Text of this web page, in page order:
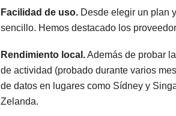
Facilidad de uso. Desde elegir un plan
sencillo. Hemos destacado los
Rendimiento local.Además de probar
de actividad (probado durante varios
de datos en lugares como Sídney y
Zelanda.